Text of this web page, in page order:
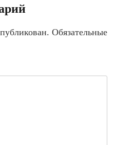
Обязательные